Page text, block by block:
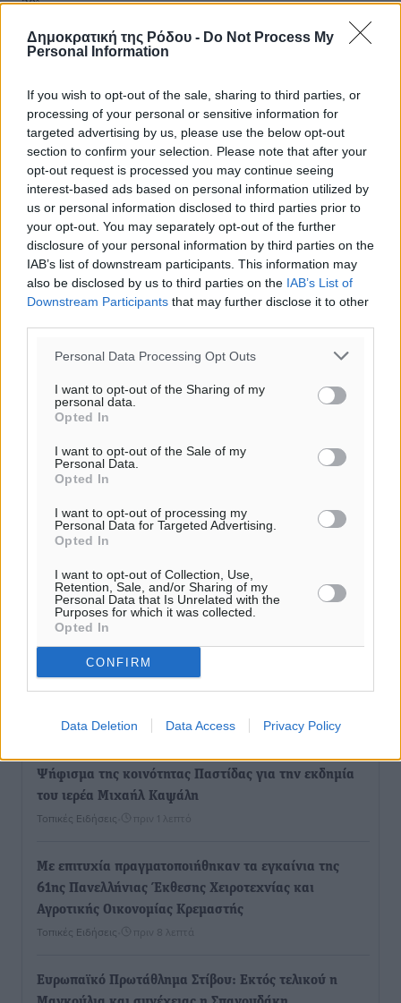
Δημοκρατική της Ρόδου - Do Not Process My
Personal Information
If you wish to opt-out of the sale, sharing to third parties, or
processing of your personal or sensitive information for
targeted advertising by us, please use the below opt-out
section to confirm your selection. Please note that after your
opt-out request is processed you may continue seeing
interest-based ads based on personal information utilized by
us or personal information disclosed to third parties prior to
your opt-out. You may separately opt-out of the further
disclosure of your personal information by third parties on the
IAB’s list of downstream participants. This information may
also be disclosed by us to third parties on the IAB’s List of
Downstream Participants that may further disclose it to other
Personal Data Processing Opt Outs
I want to opt-out of the Sharing of my
personal data.
Opted In
I want to opt-out of the Sale of my
Personal Data.
Opted In
I want to opt-out of processing my
Personal Data for Targeted Advertising.
Opted In
I want to opt-out of Collection, Use,
Retention, Sale, and/or Sharing of my
Personal Data that Is Unrelated with the
Purposes for which it was collected.
Opted In
CONFIRM
Data Deletion Data Access Privacy Policy
°
Ροή ειδήσεων
Ψήφισμα της κοινότητας Παστίδας για την εκδημία
του ιερέα Μιχαήλ Καψάλη
Τοπικές Ειδήσεις πριν 1 λεπτό
Με επιτυχία πραγματοποιήθηκαν τα εγκαίνια της
61ης Πανελλήνιας Έκθεσης Χειροτεχνίας και
Αγροτικής Οικονομίας Κρεμαστής
Τοπικές Ειδήσεις πριν 8 λεπτά
Ευρωπαϊκό Πρωτάθλημα Στίβου: Εκτός τελικού η